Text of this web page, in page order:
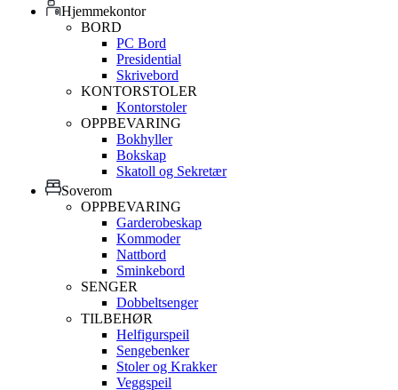
Hjemmekontor
BORD
PC Bord
Presidential
Skrivebord
KONTORSTOLER
Kontorstoler
OPPBEVARING
Bokhyller
Bokskap
Skatoll og Sekretær
Soverom
OPPBEVARING
Garderobeskap
Kommoder
Nattbord
Sminkebord
SENGER
Dobbeltsenger
TILBEHØR
Helfigurspeil
Sengebenker
Stoler og Krakker
Veggspeil